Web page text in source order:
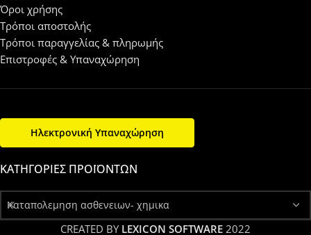
Όροι χρήσης
Τρόποι αποστολής
Τρόποι παραγγελίας & πληρωμής
Επιστροφές & Υπαναχώρηση
Ηλεκτρονική Υπαναχώρηση
ΚΑΤΗΓΟΡΊΕΣ ΠΡΟΪΌΝΤΩΝ
Καταπολεμηση ασθενειων- χημικα
CREATED BY LEXICON SOFTWARE 2022